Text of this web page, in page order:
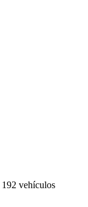
192 vehículos